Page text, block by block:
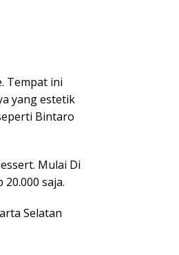
Tempat ini
yang estetik
Bintaro
Mulai Di
saja.
Selatan